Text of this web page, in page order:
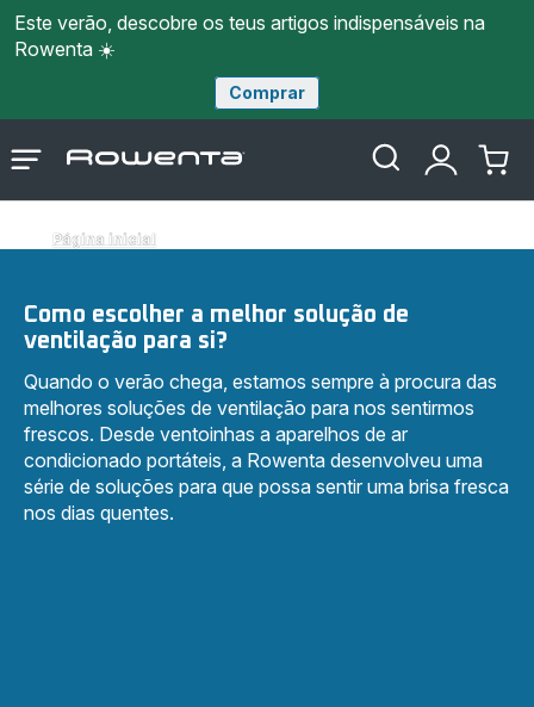
Este verão, descobre os teus artigos indispensáveis na
Rowenta ☀️
Comprar
Página
Rowenta
O
Abrir
Página inicial
Como escolher a melhor solução de
ventilação para si?
Quando o verão chega, estamos sempre à procura das
melhores soluções de ventilação para nos sentirmos
frescos. Desde ventoinhas a aparelhos de ar
condicionado portáteis, a Rowenta desenvolveu uma
série de soluções para que possa sentir uma brisa fresca
nos dias quentes.